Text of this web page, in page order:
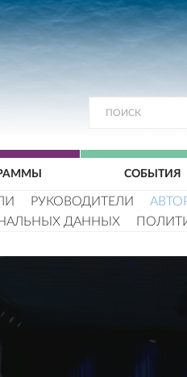
СОБЫТИЯ
РУКОВОДИТЕЛИ
ДАННЫХ